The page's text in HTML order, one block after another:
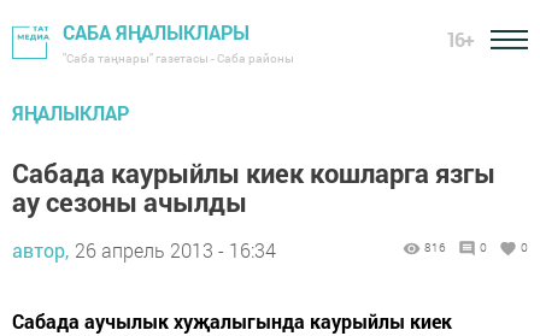
САБА ЯҢАЛЫКЛАРЫ
"Саба таңнары" газетасы - Саба районы
16+
ЯҢАЛЫКЛАР
Сабада каурыйлы киек кошларга язгы
ау сезоны ачылды
автор, 26 апрель 2013 - 16:34 816 0 0
Сабада аучылык хуҗалыгында каурыйлы киек